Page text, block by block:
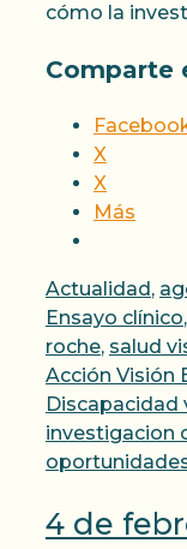
cómo la
Comparte
X
X
Más
Categorías
Actualidad ,
Ensayo clínico,
roche, salud
Acción Visión
Discapacidad
investigacion
4 de